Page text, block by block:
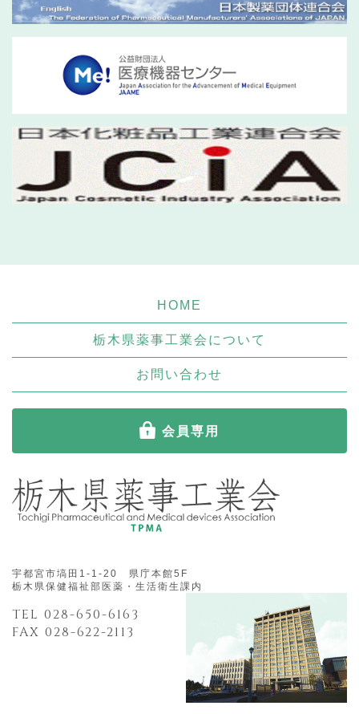
HOME
栃木県薬事工業会について
お問い合わせ
会員専用
宇都宮市塙田1-1-20 県庁本館5F
栃木県保健福祉部医薬・生活衛生課内
TEL 028-650-6163
FAX 028-622-2113